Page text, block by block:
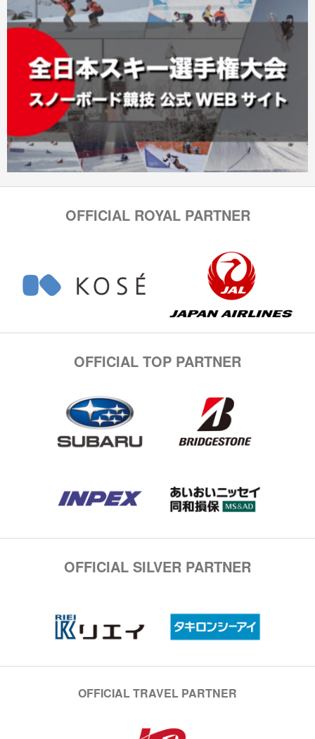
OFFICIAL ROYAL PARTNER
OFFICIAL TOP PARTNER
OFFICIAL SILVER PARTNER
OFFICIAL TRAVEL PARTNER